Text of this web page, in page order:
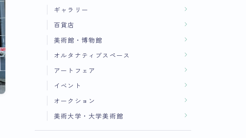
ギャラリー
百貨店
美術館・博物館
オルタナティブスペース
アートフェア
イベント
オークション
美術大学・大学美術館